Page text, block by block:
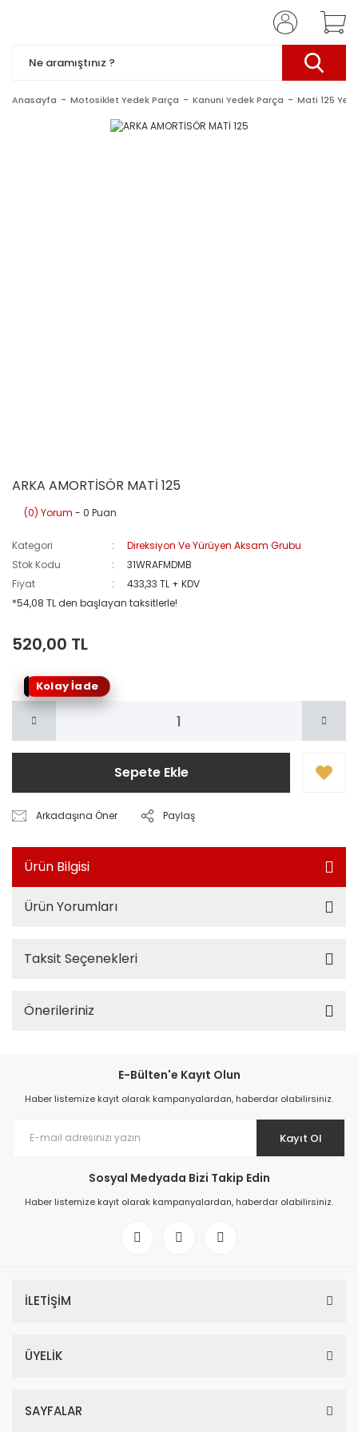
Anasayfa Motosiklet Yedek Parça Kanuni Yedek Parça Mati 125
ARKA AMORTİSÖR MATİ 125
(0) Yorum - 0 Puan
Kategori
Direksiyon Ve Yürüyen Aksam Grubu
Stok Kodu
31WRAFMDMB
Fiyat
433,33 TL + KDV
*54,08 TL den başlayan taksitlerle!
520,00 TL
Kolay İade
Sepete Ekle
Arkadaşına Öner Paylaş
Ürün Bilgisi
Ürün Yorumları
Taksit Seçenekleri
Önerileriniz
E-Bülten'e Kayıt Olun
Haber listemize kayıt olarak kampanyalardan, haberdar olabilirsiniz.
Kayıt Ol
Sosyal Medyada Bizi Takip Edin
Haber listemize kayıt olarak kampanyalardan, haberdar olabilirsiniz.
İLETİŞİM
ÜYELİK
SAYFALAR